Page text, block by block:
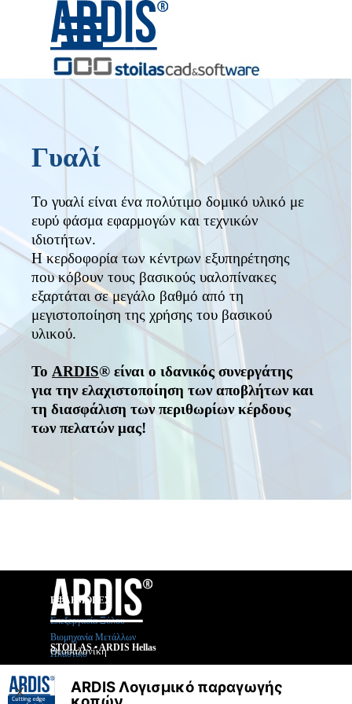
Μετάβαση στο περιεχόμενοΠαράλειψη μενού
Γυαλί
Το γυαλί είναι ένα πολύτιμο δομικό υλικό με
ευρύ φάσμα εφαρμογών και τεχνικών
ιδιοτήτων.
Η κερδοφορία των κέντρων εξυπηρέτησης
που κόβουν τους βασικούς υαλοπίνακες
εξαρτάται σε μεγάλο βαθμό από τη
μεγιστοποίηση της χρήσης του βασικού
υλικού.
Το ARDIS® είναι ο ιδανικός συνεργάτης
για την ελαχιστοποίηση των αποβλήτων και
τη διασφάλιση των περιθωρίων κέρδους
των πελατών μας!
ΕΦΑΡΜΟΓΕΣ
Επεξεργασία Ξύλου
Βιομηχανία Μετάλλων
Πλαστικό
Γυαλί
STOILAS • ARDIS Hellas
Cosimastraße 120
81927 Munich - Germany
Τηλ. +49 89 38999580
Θεσσαλονίκη
Τηλ +30 2310 688299
Κιν. +30 6980 626929
ARDIS Λογισμικό παραγωγής
X